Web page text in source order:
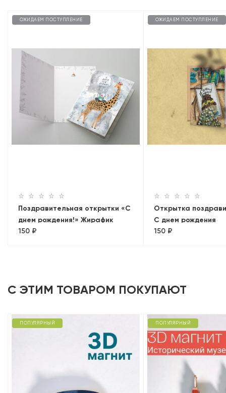
ОЖИДАЕМ ПОСТУПЛЕНИЕ
Поздравительная открытки «С
днем рождения!» Жирафик
150 ₽
ОЖИДАЕМ ПОСТУПЛЕНИЕ
Открытка
С днем рождения
150 ₽
С ЭТИМ ТОВАРОМ ПОКУПАЮТ
ПОПУЛЯРНЫЙ ПОПУЛЯРНЫЙ